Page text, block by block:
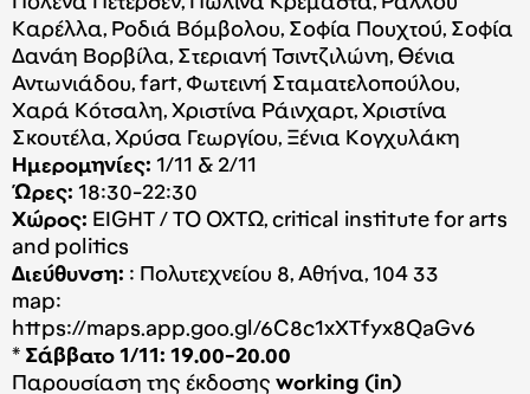
Καρέλλα, Ροδιά Βόμβολου, Σοφία Πουχτού, Σοφία
Δανάη Βορβίλα, Στεριανή Τσιντζιλώνη, Θένια
Αντωνιάδου, fart, Φωτεινή Σταματελοπούλου,
Χαρά Κότσαλη, Χριστίνα Ράινχαρτ, Χριστίνα
Σκουτέλα, Χρύσα Γεωργίου, Ξένια Κογχυλάκη
Ημερομηνίες: 1/11 & 2/11
Ώρες: 18:30-22:30
Xώρος: EIGHT / ΤΟ ΟΧΤΩ, critical institute for arts
and politics
Διεύθυνση: : Πολυτεχνείου 8, Αθήνα, 104 33
map:
https://maps.app.goo.gl/6C8c1xXTfyx8QaGv6
* Σάββατο 1/11: 19.00-20.00
Παρουσίαση της έκδοσης working (in)